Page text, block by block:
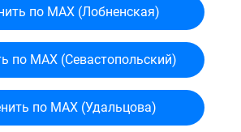
по MAX (Лобненская)
по MAX (Севасто­польский)
по MAX (Удальцова)